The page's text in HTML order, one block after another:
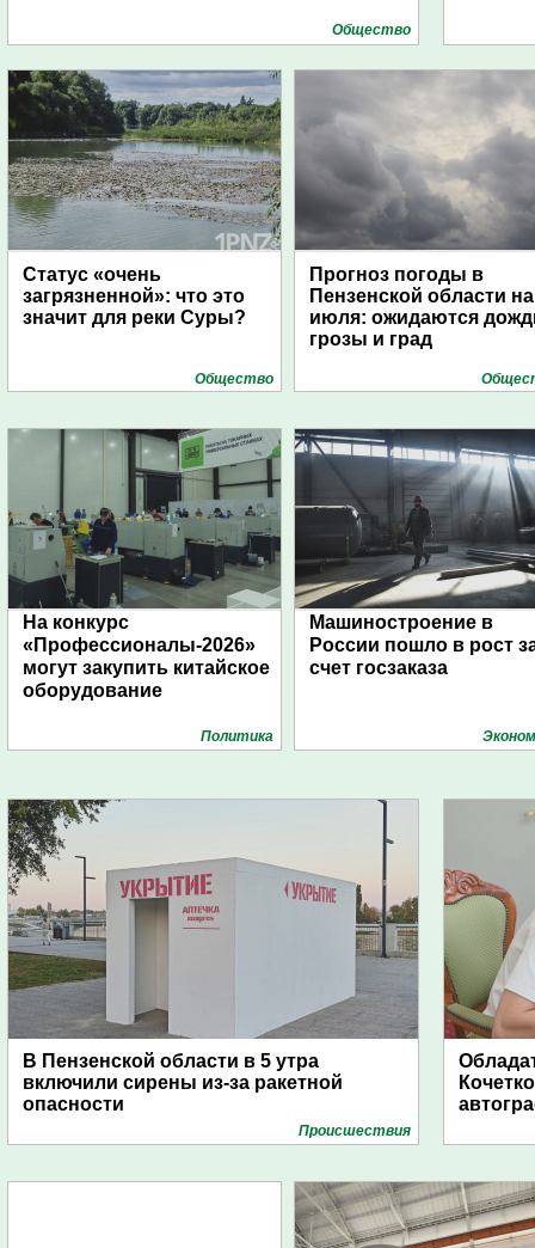
Общество
Статус «очень
загрязненной»: что это
значит для реки Суры?
Общество
Прогноз погоды в
Пензенской области
июля: ожидаются
грозы и град
На конкурс
«Профессионалы-2026»
могут закупить китайское
оборудование
Политика
Машиностроение в
России пошло в рост
счет госзаказа
В Пензенской области в 5 утра
включили сирены из-за ракетной
опасности
Проиcшествия